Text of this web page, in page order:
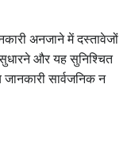
अनजाने में दस्तावेजों
और यह सुनिश्चित
सार्वजनिक न